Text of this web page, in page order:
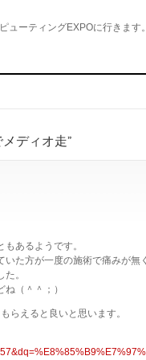
ューティングEXPOに行きます。
ディオ走”
あるようです。
た方が一度の施術で痛みが無
。
（＾＾；）
らえると良いと思います。